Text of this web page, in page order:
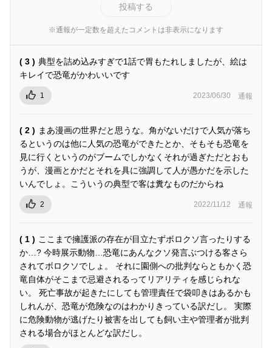
投稿する
※通報が一定数を超えたコメントは非表示になります
( 3 ) 典型を詰め込みすぎで1話で胃もたれしましたが、絵は
キレイで恐竜がかわいいです
1 2023/06/30 通報
( 2 ) まあ漫画の世界だと思うな。角がないだけで人気が落ち
るというのは他に人気の恐竜ができたとか、そもそも恐竜を
見に行くというのがブームでしかなくそれが過ぎただとおも
うが、漫画とかだとそれを具に強調して人が愚かだを示した
いんでしょ。こういうの典型で客は糞なものだからね
2 2022/11/12 通報
( 1 ) ここまで擁護派の存在が目立たずボロクソ言ったりする
か…? 今時展示動物…恐竜にあんなクソ発言ぶつける客さら
されてボロクソでしょ。 それに園側への批判ならともかく恐
竜自体がそこまで忌避されるってリアリティを感じられな
い。 死亡事故が起きたにしても管理責任で袋叩きはあるかも
しれんが、恐竜が危険なのはわかりきっている訳だし。 実際
に危険動物が逃げたり被害を出しても飼い主や管理者が批判
される場合がほとんどな訳だし。